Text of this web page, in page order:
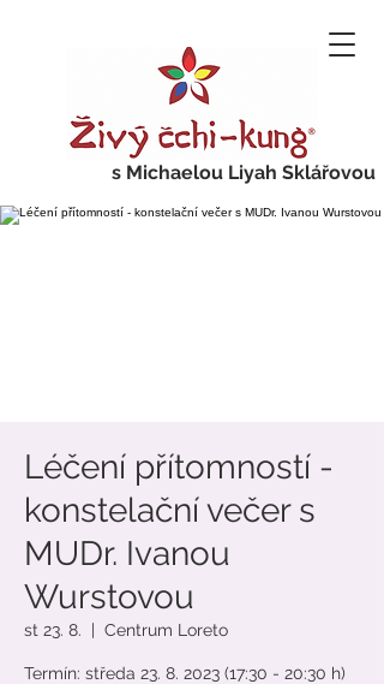
s Michaelou Liyah Sklářovou
Léčení přítomností -
konstelační večer s
MUDr. Ivanou
Wurstovou
st 23. 8.
  |
Centrum Loreto
Termín: středa 23. 8. 2023 (17:30 - 20:30 h)